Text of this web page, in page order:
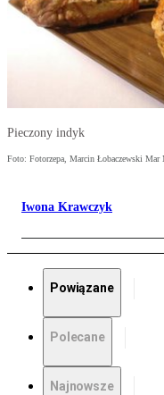
Pieczony indyk
Foto: Fotorzepa, Marcin Łobaczewski Mar
Iwona Krawczyk
Powiązane
Polecane
Najnowsze